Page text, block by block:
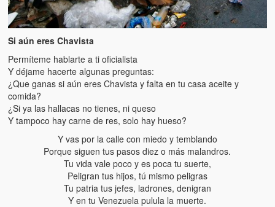
Si aún eres Chavista
Permíteme hablarte a ti oficialista
Y déjame hacerte algunas preguntas:
¿Que ganas si aún eres Chavista y falta en tu casa aceite y
comida?
¿Si ya las hallacas no tienes, ni queso
Y tampoco hay carne de res, solo hay hueso?
Y vas por la calle con miedo y temblando
Porque siguen tus pasos diez o más malandros.
Tu vida vale poco y es poca tu suerte,
Peligran tus hijos, tú mismo peligras
Tu patria tus jefes, ladrones, denigran
Y en tu Venezuela pulula la muerte.